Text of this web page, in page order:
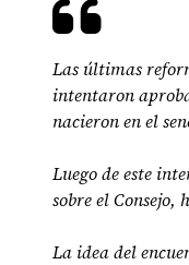
Las últimas
intentaron
nacieron en el
Luego de este
sobre el Consejo,
La idea del